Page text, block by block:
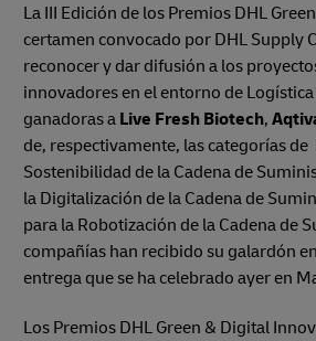
La III Edición de los Premios DHL
certamen convocado por DHL Supply
reconocer y dar difusión a los
innovadores en el entorno de
ganadoras a Live Fresh Biotech,
de, respectivamente, las categorías
Sostenibilidad de la Cadena de
la Digitalización de la Cadena de
para la Robotización de la Cadena de
compañías han recibido su galardón
entrega que se ha celebrado ayer en
Los Premios DHL Green & Digital